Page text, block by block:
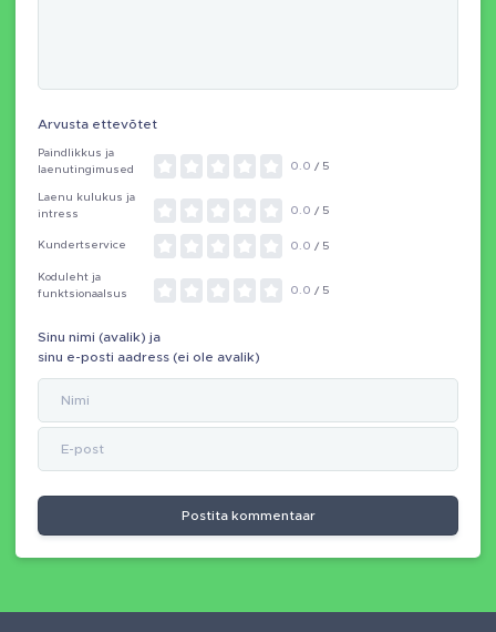
Arvusta ettevõtet
Paindlikkus ja
laenutingimused
0.0 / 5
Laenu kulukus ja
intress
0.0 / 5
Kundertservice 0.0 / 5
Koduleht ja
funktsionaalsus
0.0 / 5
Sinu nimi (avalik) ja
sinu e-posti aadress (ei ole avalik)
Postita kommentaar